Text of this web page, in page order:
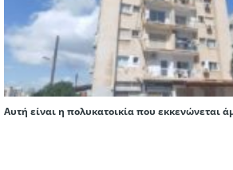
Αυτή είναι η πολυκατοικία που εκκενώνεται